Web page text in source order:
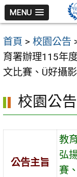
跳
至
主
要
內
區
MENU
首頁 > 校園公告
育署辦理115年
文比賽、Ü好攝
校園公告
公告主旨
教
弘
賽